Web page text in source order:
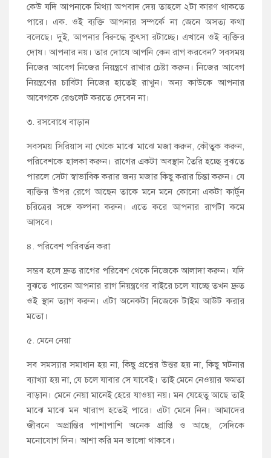
কেউ যদি আপনাকে মিথ্যা অপবাদ দেয় তাহলে ২টা কারণ থাকতে
পারে। এক. ওই ব্যক্তি আপনার সম্পর্কে না জেনে অসত্য কথা
বলেছে। দুই, আপনার বিরুদ্ধে কুৎসা রটাচ্ছে। এখানে ওই ব্যক্তির
দোষ। আপনার নয়। তার দোষে আপনি কেন রাগ করবেন? সবসময়
নিজের আবেগ নিজের নিয়ন্ত্রণে রাখার চেষ্টা করুন। নিজের আবেগ
নিয়ন্ত্রণের চাবিটা নিজের হাতেই রাখুন। অন্য কাউকে আপনার
আবেগকে রেগুলেট করতে দেবেন না।
৩. রসবোধে বাড়ান
সবসময় সিরিয়াস না থেকে মাঝে মাঝে মজা করুন, কৌতুক করুন,
পরিবেশকে হালকা করুন। রাগের একটা অবস্থান তৈরি হচ্ছে বুঝতে
পারলে সেটা স্বাভাবিক করার জন্য মজার কিছু করার চিন্তা করুন। যে
ব্যক্তির উপর রেগে আছেন তাকে মনে মনে কোনো একটা কার্টুন
চরিত্রের সঙ্গে কল্পনা করুন। এতে করে আপনার রাগটা কমে
আসবে।
৪. পরিবেশ পরিবর্তন করা
সম্ভব হলে দ্রুত রাগের পরিবেশ থেকে নিজেকে আলাদা করুন। যদি
বুঝতে পারেন আপনার রাগ নিয়ন্ত্রণের বাইরে চলে যাচ্ছে তখন দ্রুত
ওই স্থান ত্যাগ করুন। এটা অনেকটা নিজেকে টাইম আউট করার
মতো।
৫. মেনে নেয়া
সব সমস্যার সমাধান হয় না, কিছু প্রশ্নের উত্তর হয় না, কিছু ঘটনার
ব্যাখ্যা হয় না, যে চলে যাবার সে যাবেই। তাই মেনে নেওয়ার ক্ষমতা
বাড়ান। মেনে নেয়া মানেই হেরে যাওয়া নয়। মন যেহেতু আছে তাই
মাঝে মাঝে মন খারাপ হতেই পারে। এটা মেনে নিন। আমাদের
জীবনে অপ্রাপ্তির পাশাপাশি অনেক প্রাপ্তি ও আছে, সেদিকে
মনোযোগ দিন। আশা করি মন ভালো থাকবে।